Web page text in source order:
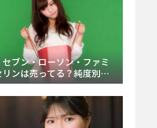
セブン・ローソン・ファミ
ンは売ってる？純度別お
販売場所を徹底まとめ